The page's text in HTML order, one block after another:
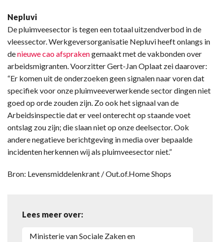
Nepluvi
De pluimveesector is tegen een totaal uitzendverbod in de
vleessector. Werkgeversorganisatie Nepluvi heeft onlangs in
denieuwe cao afsprakengemaakt met de vakbonden over
arbeidsmigranten. Voorzitter Gert-Jan Oplaat zei daarover:
“Er komen uit de onderzoeken geen signalen naar voren dat
specifiek voor onze pluimveeverwerkende sector dingen niet
goed op orde zouden zijn. Zo ook het signaal van de
Arbeidsinspectie dat er veel onterecht op staande voet
ontslag zou zijn; die slaan niet op onze deelsector. Ook
andere negatieve berichtgeving in media over bepaalde
incidenten herkennen wij als pluimveesector niet.”
Bron: Levensmiddelenkrant / Out.of.Home Shops
Lees meer over:
ministerie van Sociale Zaken en